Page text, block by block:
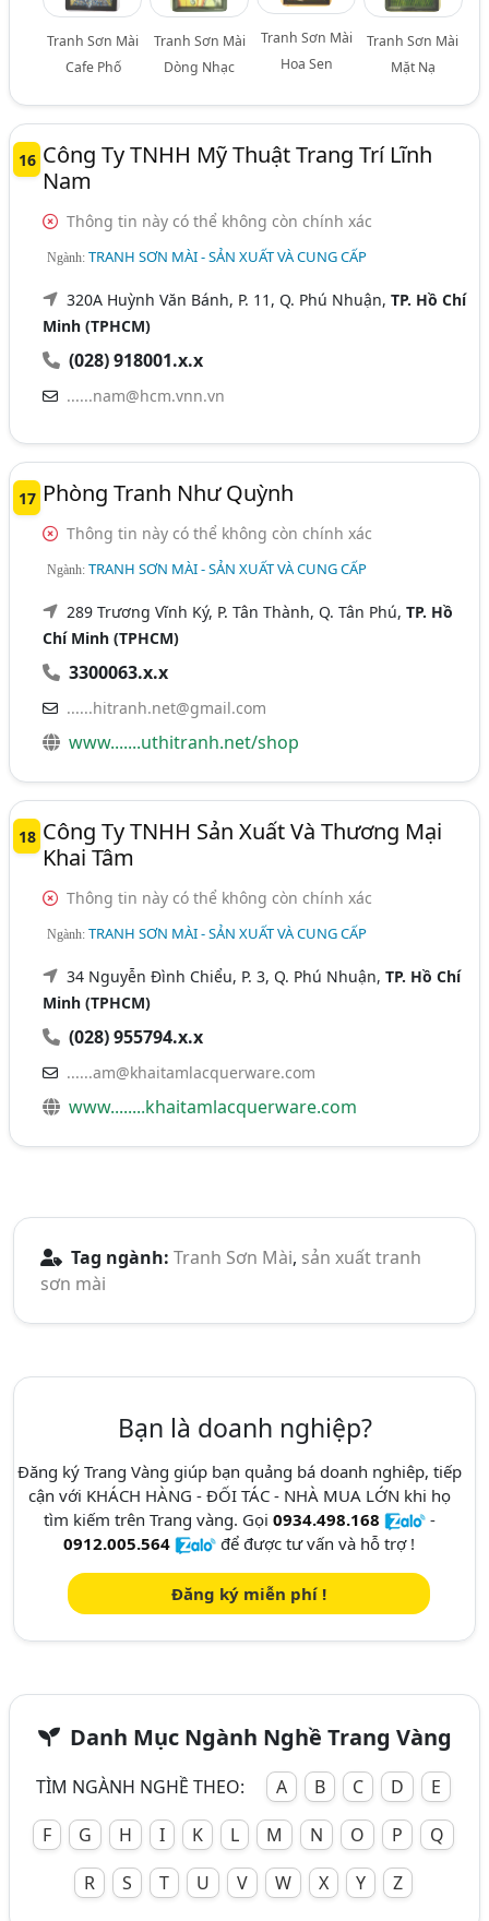
Tranh Sơn Mài
Cafe Phố
Tranh Sơn Mài
Dòng Nhạc
Tranh Sơn Mài
Hoa Sen
Tranh Sơn Mài
Mặt Nạ
16 Công Ty TNHH Mỹ Thuật Trang Trí Lĩnh
Nam
Thông tin này có thể không còn chính xác
Ngành:TRANH SƠN MÀI - SẢN XUẤT VÀ CUNG CẤP
320A Huỳnh Văn Bánh, P. 11, Q. Phú Nhuận,TP. Hồ Chí
Minh (TPHCM)
(028) 918001.x.x
......nam@hcm.vnn.vn
17 Phòng Tranh Như Quỳnh
Thông tin này có thể không còn chính xác
Ngành:TRANH SƠN MÀI - SẢN XUẤT VÀ CUNG CẤP
289 Trương Vĩnh Ký, P. Tân Thành, Q. Tân Phú,TP. Hồ
Chí Minh (TPHCM)
3300063.x.x
......hitranh.net@gmail.com
www.......uthitranh.net/shop
18 Công Ty TNHH Sản Xuất Và Thương Mại
Khai Tâm
Thông tin này có thể không còn chính xác
Ngành:TRANH SƠN MÀI - SẢN XUẤT VÀ CUNG CẤP
34 Nguyễn Đình Chiểu, P. 3, Q. Phú Nhuận,TP. Hồ Chí
Minh (TPHCM)
(028) 955794.x.x
......am@khaitamlacquerware.com
www........khaitamlacquerware.com
Tag ngành: Tranh Sơn Mài, sản xuất tranh
sơn mài
Bạn là doanh nghiệp?
Đăng ký Trang Vàng giúp bạn quảng bá doanh nghiêp, tiếp
cận với KHÁCH HÀNG - ĐỐI TÁC - NHÀ MUA LỚN khi họ
tìm kiếm trên Trang vàng. Gọi 0934.498.168
-
0912.005.564
để được tư vấn và hỗ trợ !
Đăng ký miễn phí !
Danh Mục Ngành Nghề Trang Vàng
TÌM NGÀNH NGHỀ THEO: A B C D
E
F
G H I K L M N O P
Q
R
S T U V W X Y Z